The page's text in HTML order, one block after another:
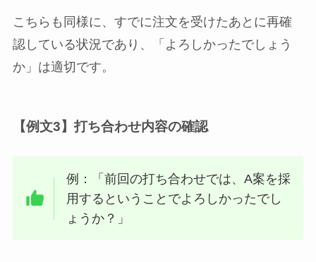
こちらも同様に、すでに注文を受けたあとに再確
認している状況であり、「よろしかったでしょう
か」は適切です。
【例文3】打ち合わせ内容の確認
例：「前回の打ち合わせでは、A案を採
用するということでよろしかったでし
ょうか？」